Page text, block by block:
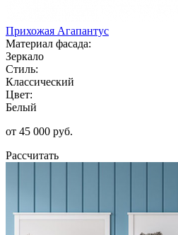
Прихожая Агапантус
Материал фасада:
Зеркало
Стиль:
Классический
Цвет:
Белый
от 45 000 руб.
Рассчитать